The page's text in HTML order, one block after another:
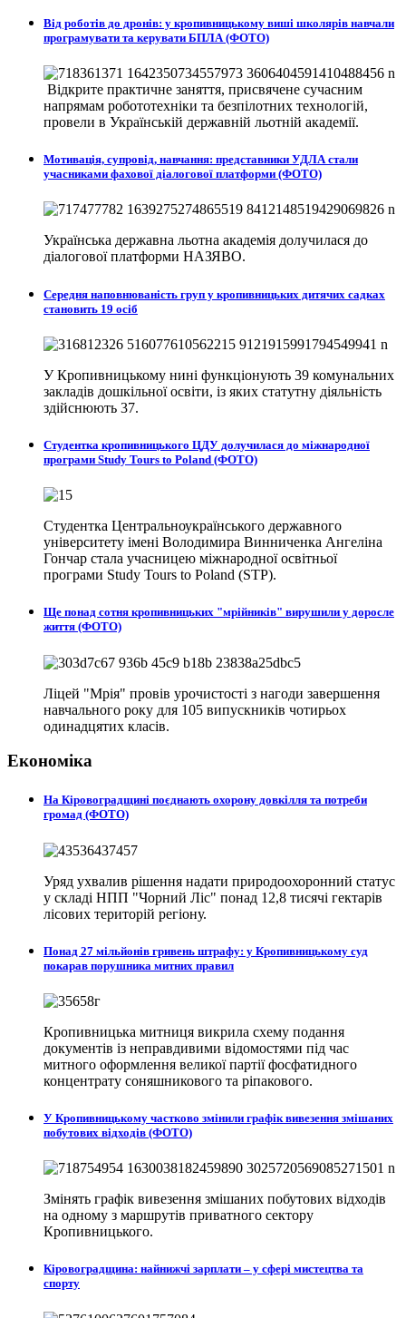
Від роботів до дронів: у кропивницькому виші школярів навчали
програмувати та керувати БПЛА (ФОТО)
Відкрите практичне заняття, присвячене сучасним
напрямам робототехніки та безпілотних технологій,
провели в Українській державній льотній академії.
Мотивація, супровід, навчання: представники УДЛА стали
учасниками фахової діалогової платформи (ФОТО)
Українська державна льотна академія долучилася до
діалогової платформи НАЗЯВО.
Середня наповнюваність груп у кропивницьких дитячих садках
становить 19 осіб
У Кропивницькому нині функціонують 39 комунальних
закладів дошкільної освіти, із яких статутну діяльність
здійснюють 37.
Студентка кропивницького ЦДУ долучилася до міжнародної
програми Study Tours to Poland (ФОТО)
Студентка Центральноукраїнського державного
університету імені Володимира Винниченка Ангеліна
Гончар стала учасницею міжнародної освітньої
програми Study Tours to Poland (STP).
Ще понад сотня кропивницьких "мрійників" вирушили у доросле
життя (ФОТО)
Ліцей "Мрія" провів урочистості з нагоди завершення
навчального року для 105 випускників чотирьох
одинадцятих класів.
Економіка
На Кіровоградщині поєднають охорону довкілля та потреби
громад (ФОТО)
Уряд ухвалив рішення надати природоохоронний статус
у складі НПП "Чорний Ліс" понад 12,8 тисячі гектарів
лісових територій регіону.
Понад 27 мільйонів гривень штрафу: у Кропивницькому суд
покарав порушника митних правил
Кропивницька митниця викрила схему подання
документів із неправдивими відомостями під час
митного оформлення великої партії фосфатидного
концентрату соняшникового та ріпакового.
У Кропивницькому частково змінили графік вивезення змішаних
побутових відходів (ФОТО)
Змінять графік вивезення змішаних побутових відходів
на одному з маршрутів приватного сектору
Кропивницького.
Кіровоградщина: найнижчі зарплати – у сфері мистецтва та
спорту